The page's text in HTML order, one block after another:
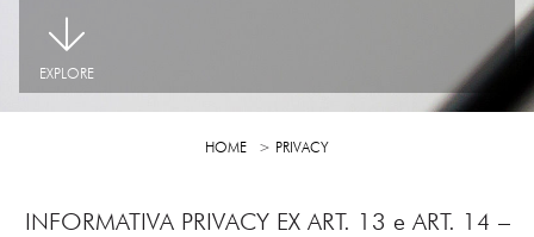
|
EXPLORE
HOME PRIVACY
INFORMATIVA PRIVACY EX ART. 13 e ART. 14 –